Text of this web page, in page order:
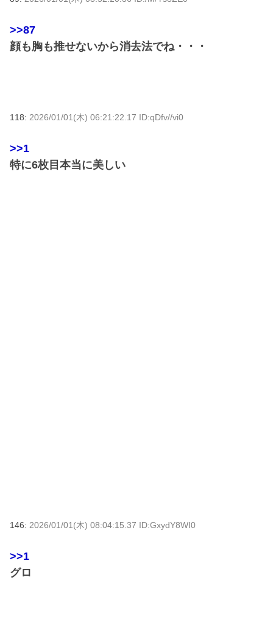
>>87
顔も胸も推せないから消去法でね・・・
118: 2026/01/01(木) 06:21:22.17 ID:qDfv//vi0
>>1
特に6枚目本当に美しい
146: 2026/01/01(木) 08:04:15.37 ID:GxydY8WI0
>>1
グロ